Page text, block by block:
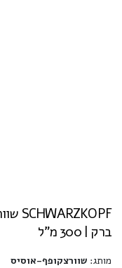
ברק | 300 מ"ל
מותג: שוורצקופף-אוסיס